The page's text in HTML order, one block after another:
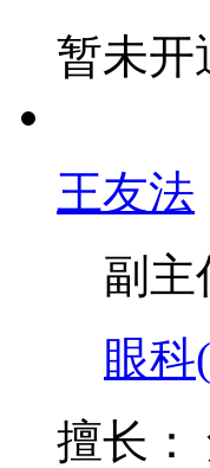
暂未开
王友法
副主
眼科
擅长：